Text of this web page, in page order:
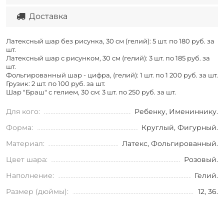
Доставка
Латексный шар без рисунка, 30 см (гелий): 5 шт. по 180 руб. за
шт.
Латексный шар с рисунком, 30 см (гелий): 3 шт. по 185 руб. за
шт.
Фольгированный шар - цифра, (гелий): 1 шт. по 1 200 руб. за шт.
Грузик: 2 шт. по 100 руб. за шт.
Шар "Браш" с гелием, 30 см: 3 шт. по 250 руб. за шт.
Для кого:
Ребенку, Имениннику.
Форма:
Круглый, Фигурный.
Материал:
Латекс, Фольгированный.
Цвет шара:
Розовый.
Наполнение:
Гелий.
Размер (дюймы):
12, 36.